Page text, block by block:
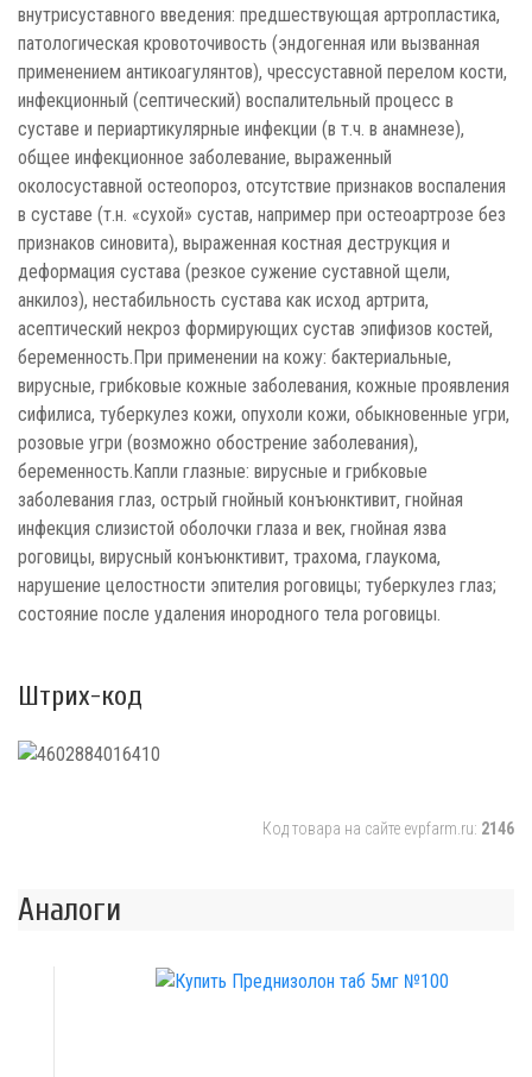
внутрисуставного введения: предшествующая артропластика,
патологическая кровоточивость (эндогенная или вызванная
применением антикоагулянтов), чрессуставной перелом кости,
инфекционный (септический) воспалительный процесс в
суставе и периартикулярные инфекции (в т.ч. в анамнезе),
общее инфекционное заболевание, выраженный
околосуставной остеопороз, отсутствие признаков воспаления
в суставе (т.н. «сухой» сустав, например при остеоартрозе без
признаков синовита), выраженная костная деструкция и
деформация сустава (резкое сужение суставной щели,
анкилоз), нестабильность сустава как исход артрита,
асептический некроз формирующих сустав эпифизов костей,
беременность.При применении на кожу: бактериальные,
вирусные, грибковые кожные заболевания, кожные проявления
сифилиса, туберкулез кожи, опухоли кожи, обыкновенные угри,
розовые угри (возможно обострение заболевания),
беременность.Капли глазные: вирусные и грибковые
заболевания глаз, острый гнойный конъюнктивит, гнойная
инфекция слизистой оболочки глаза и век, гнойная язва
роговицы, вирусный конъюнктивит, трахома, глаукома,
нарушение целостности эпителия роговицы; туберкулез глаз;
состояние после удаления инородного тела роговицы.
Штрих-код
Код товара на сайте evpfarm.ru: 2146
Аналоги